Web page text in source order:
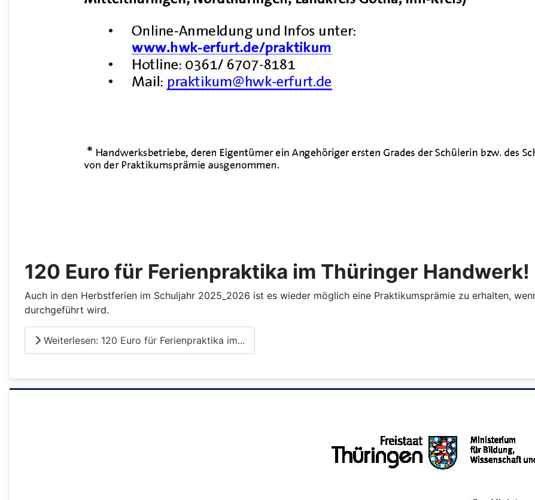
120 Euro für Ferienpraktika im Thüringer Handwerk!
Auch in den Herbstferien im Schuljahr 2025_2026 ist es wieder möglich eine Praktikumsprämie zu erhalten,
durchgeführt wird.
Weiterlesen: 120 Euro für Ferienpraktika im...